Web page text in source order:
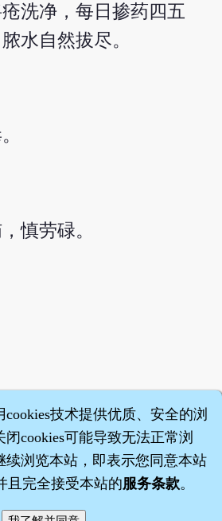
洗净，每日掺药四五
水自然拔尽。
慎劳碌。
cookies技术提供优质、安全的浏
闭cookies可能导致无法正常浏
续浏览本站，即表示您同意本站
且完全接受本站的服务条款。